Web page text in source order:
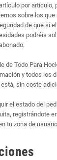
por artículo,
sobre los
de que si
podréis
de Todo Para
y todos los
sin coste
el estado del
registrándote
tu zona de